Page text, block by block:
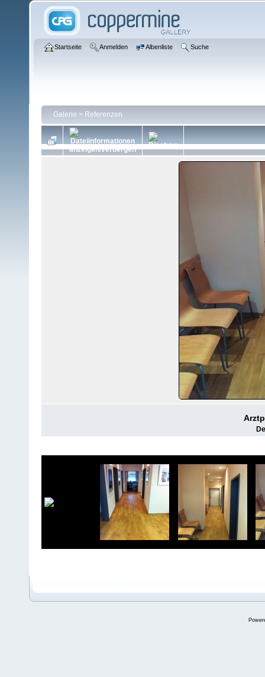
Startseite Anmelden Albenliste Suche
Galerie > Referenzen